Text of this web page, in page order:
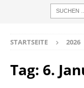
STARTSEITE 2026
Tag: 6.